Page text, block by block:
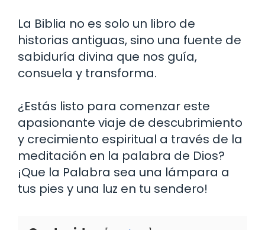
La Biblia no es solo un libro de
historias antiguas, sino una fuente de
sabiduría divina que nos guía,
consuela y transforma.
¿Estás listo para comenzar este
apasionante viaje de descubrimiento
y crecimiento espiritual a través de la
meditación en la palabra de Dios?
¡Que la Palabra sea una lámpara a
tus pies y una luz en tu sendero!